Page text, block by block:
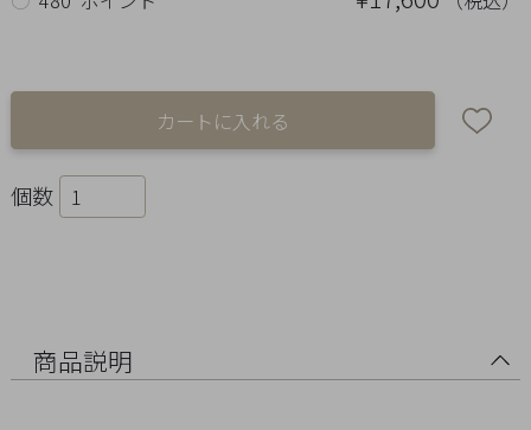
個数
商品説明
Bracelet
Disney
Season
Pick
up